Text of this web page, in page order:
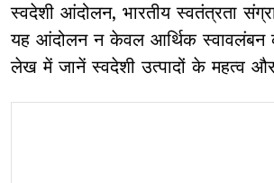
स्वदेशी आंदोलन, भारतीय स्वतंत्रता
यह आंदोलन न केवल आर्थिक स्वावलंबन
लेख में जानें स्वदेशी उत्पादों के महत्व